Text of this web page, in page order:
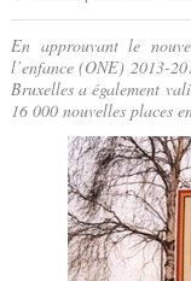
En approuvant le
l’enfance (ONE) 2013-
Bruxelles a également
16 000 nouvelles places